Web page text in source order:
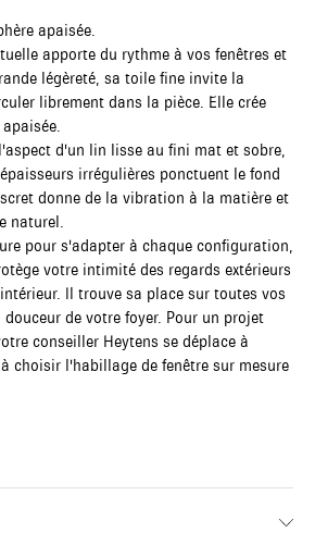
apaisée.
apporte du rythme à vos fenêtres et
légèreté, sa toile fine invite la
librement dans la pièce. Elle crée
d'un lin lisse au fini mat et sobre,
irrégulières ponctuent le fond
donne de la vibration à la matière et
naturel.
pour s'adapter à chaque configuration,
votre intimité des regards extérieurs
Il trouve sa place sur toutes vos
de votre foyer. Pour un projet
conseiller Heytens se déplace à
choisir l'habillage de fenêtre sur mesure